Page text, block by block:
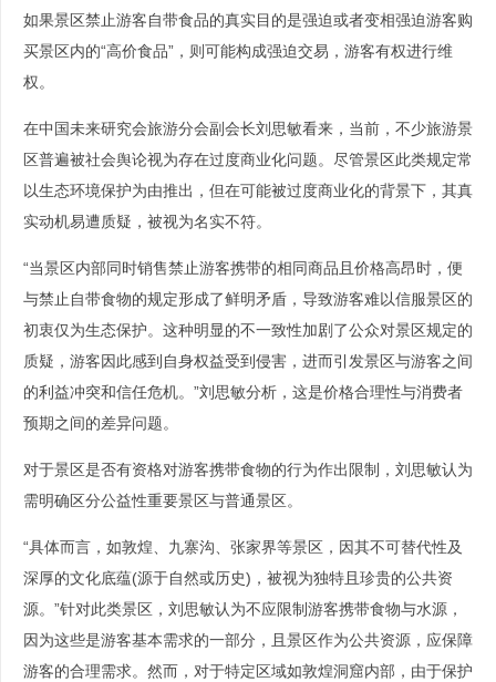
如果景区禁止游客自带食品的真实目的是强迫或者变相强迫游客购
买景区内的“高价食品”，则可能构成强迫交易，游客有权进行维
权。
在中国未来研究会旅游分会副会长刘思敏看来，当前，不少旅游景
区普遍被社会舆论视为存在过度商业化问题。尽管景区此类规定常
以生态环境保护为由推出，但在可能被过度商业化的背景下，其真
实动机易遭质疑，被视为名实不符。
“当景区内部同时销售禁止游客携带的相同商品且价格高昂时，便
与禁止自带食物的规定形成了鲜明矛盾，导致游客难以信服景区的
初衷仅为生态保护。这种明显的不一致性加剧了公众对景区规定的
质疑，游客因此感到自身权益受到侵害，进而引发景区与游客之间
的利益冲突和信任危机。”刘思敏分析，这是价格合理性与消费者
预期之间的差异问题。
对于景区是否有资格对游客携带食物的行为作出限制，刘思敏认为
需明确区分公益性重要景区与普通景区。
“具体而言，如敦煌、九寨沟、张家界等景区，因其不可替代性及
深厚的文化底蕴(源于自然或历史)，被视为独特且珍贵的公共资
源。”针对此类景区，刘思敏认为不应限制游客携带食物与水源，
因为这些是游客基本需求的一部分，且景区作为公共资源，应保障
游客的合理需求。然而，对于特定区域如敦煌洞窟内部，由于保护